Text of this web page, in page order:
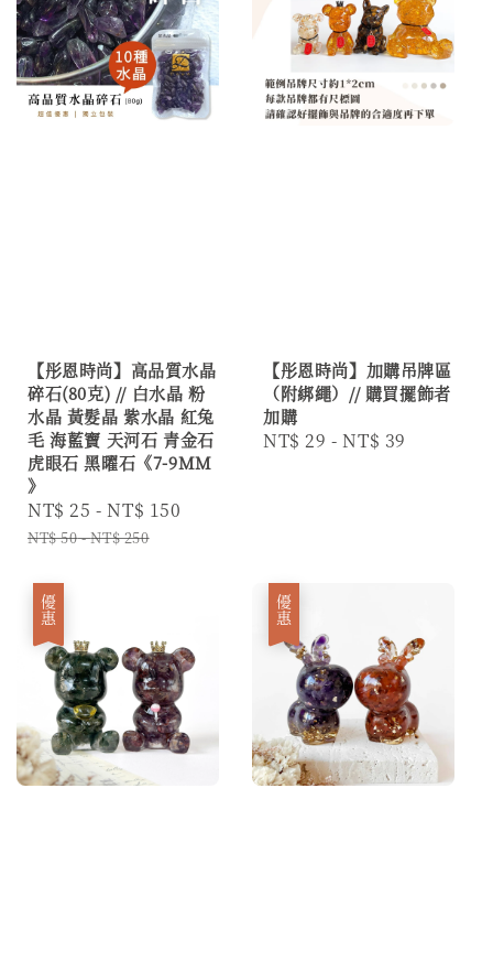
【彤恩時尚】高品質水晶
碎石(80克) // 白水晶 粉
水晶 黃髮晶 紫水晶 紅兔
毛 海藍寶 天河石 青金石
虎眼石 黑曜石《7-9MM
》
Sale
price
NT$ 25 -NT$ 150
NT$ 50-NT$ 250
【彤恩時尚】加購吊牌區
（附綁繩）// 購買擺飾者
加購
Regular
NT$ 29 -NT$ 39
優惠 優惠